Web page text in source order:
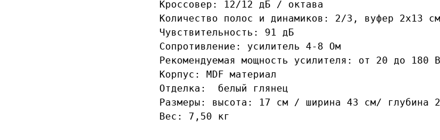
Кроссовер: 12/12 дБ / октава
Количество полос и динамиков: 2/3, вуфер 2х13
Чувствительность: 91 дБ
Сопротивление: усилитель 4-8 Ом
Рекомендуемая мощность усилителя: от 20 до 180
Корпус: MDF материал
Отделка:  белый глянец
Размеры: высота: 17 см / ширина 43 см/ глубина